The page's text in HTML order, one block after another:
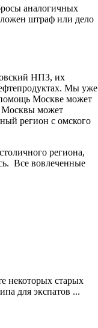
аналогичных
штраф или дело
НПЗ, их
Мы уже
Москве может
Москвы может
регион с омского
региона,
Все вовлеченные
некоторых старых
для экспатов ...